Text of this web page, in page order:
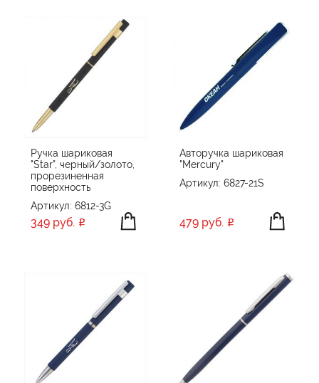
Ручка шариковая
"Star", черный/золото,
прорезиненная
поверхность
Артикул: 6812-3G
349 руб.
Авторучка шариковая
"Mercury"
Артикул: 6827-21S
479 руб.